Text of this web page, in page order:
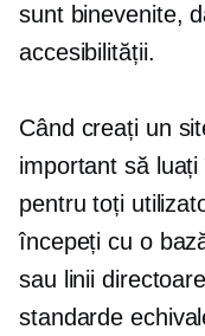
sunt binevenite,
accesibilității.
Când creați un
important să
pentru toți
începeți cu o
sau linii
standarde